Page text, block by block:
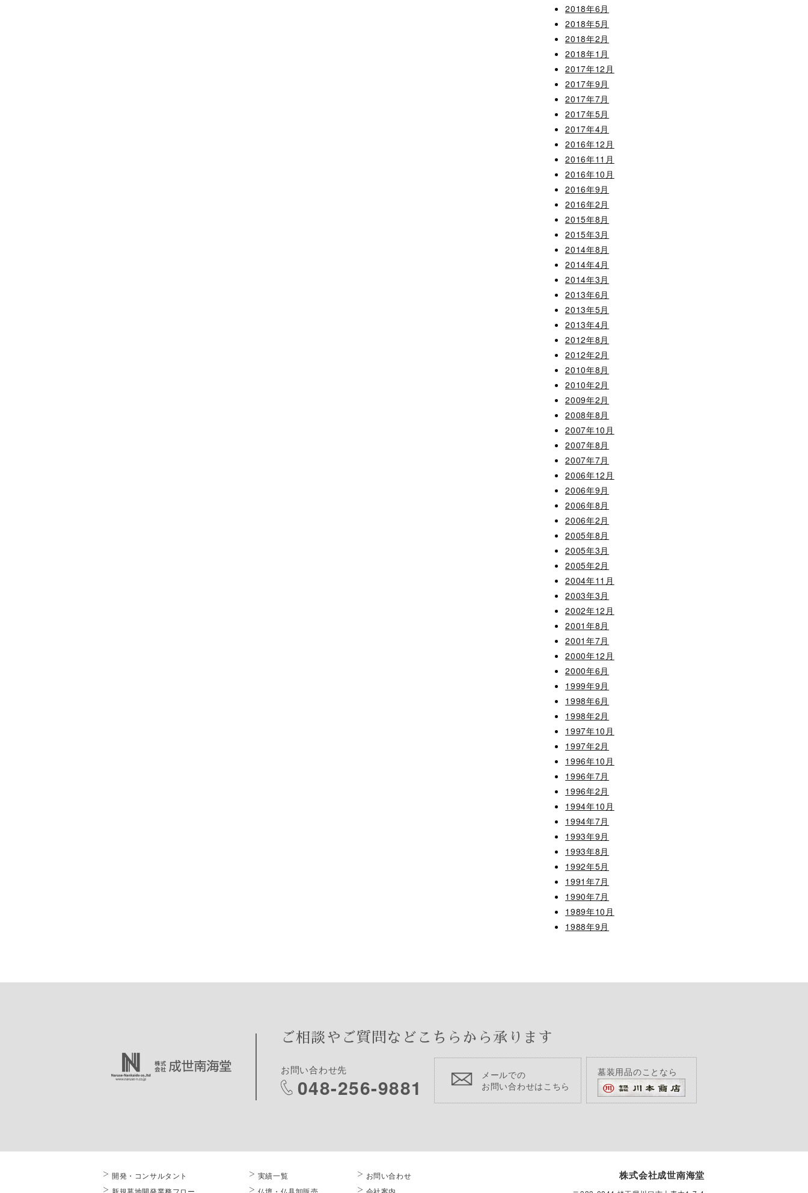
2018年6月
2018年5月
2018年2月
2018年1月
2017年12月
2017年9月
2017年7月
2017年5月
2017年4月
2016年12月
2016年11月
2016年10月
2016年9月
2016年2月
2015年8月
2015年3月
2014年8月
2014年4月
2014年3月
2013年6月
2013年5月
2013年4月
2012年8月
2012年2月
2010年8月
2010年2月
2009年2月
2008年8月
2007年10月
2007年8月
2007年7月
2006年12月
2006年9月
2006年8月
2006年2月
2005年8月
2005年3月
2005年2月
2004年11月
2003年3月
2002年12月
2001年8月
2001年7月
2000年12月
2000年6月
1999年9月
1998年6月
1998年2月
1997年10月
1997年2月
1996年10月
1996年7月
1996年2月
1994年10月
1994年7月
1993年9月
1993年8月
1992年5月
1991年7月
1990年7月
1989年10月
1988年9月
ご相談やご質問などこちらから承ります
お問い合わせ先
048-256-9881
メールでの
お問い合わせはこちら
墓装用品のことなら
開発・コンサルタント
新規墓地開発業務フロー
実績一覧
仏壇・仏具卸販売
お問い合わせ
会社案内
株式会社成世南海堂